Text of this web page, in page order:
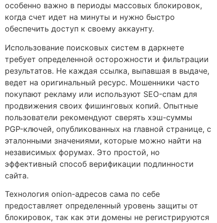
особенно важно в периоды массовых блокировок,
когда счет идет на минуты и нужно быстро
обеспечить доступ к своему аккаунту.
Использование поисковых систем в даркнете
требует определенной осторожности и фильтрации
результатов. Не каждая ссылка, выпавшая в выдаче,
ведет на оригинальный ресурс. Мошенники часто
покупают рекламу или используют SEO-спам для
продвижения своих фишинговых копий. Опытные
пользователи рекомендуют сверять хэш-суммы
PGP-ключей, опубликованных на главной странице, с
эталонными значениями, которые можно найти на
независимых форумах. Это простой, но
эффективный способ верификации подлинности
сайта.
Технология onion-адресов сама по себе
предоставляет определенный уровень защиты от
блокировок, так как эти домены не регистрируются